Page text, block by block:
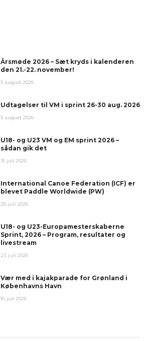
Årsmøde 2026 – Sæt kryds i kalenderen
den 21.-22. november!
5. august 2026
Udtagelser til VM i sprint 26-30 aug. 2026
5. august 2026
U18- og U23 VM og EM sprint 2026 –
sådan gik det
31. juli 2026
International Canoe Federation (ICF) er
blevet Paddle Worldwide (PW)
26. juli 2026
U18- og U23-Europamesterskaberne
Sprint, 2026 – Program, resultater og
livestream
23. juli 2026
Vær med i kajakparade for Grønland i
Københavns Havn
16. juli 2026